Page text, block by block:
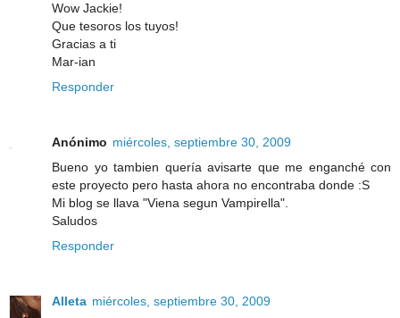
Wow Jackie!
Que tesoros los tuyos!
Gracias a ti
Mar-ian
Responder
Anónimo miércoles, septiembre 30, 2009
Bueno yo tambien quería avisarte que me enganché con
este proyecto pero hasta ahora no encontraba donde :S
Mi blog se llava "Viena segun Vampirella".
Saludos
Responder
Alleta miércoles, septiembre 30, 2009